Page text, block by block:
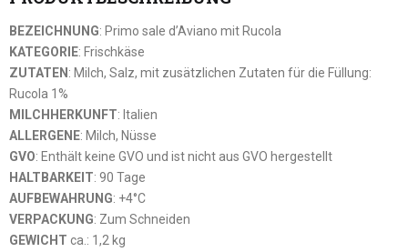
BEZEICHNUNG: Primo sale d’Aviano mit Rucola
KATEGORIE: Frischkäse
ZUTATEN : Milch, Salz, mit zusätzlichen Zutaten für die Füllung:
Rucola 1%
MILCHHERKUNFT: Italien
ALLERGENE: Milch, Nüsse
GVO: Enthält keine GVO und ist nicht aus GVO hergestellt
HALTBARKEIT: 90 Tage
AUFBEWAHRUNG: +4°C
VERPACKUNG: Zum Schneiden
GEWICHT ca.: 1,2 kg